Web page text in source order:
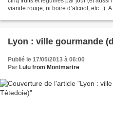
viande rouge, ni boire d’alcool, etc...).
Lyon : ville gourmande
Publié le 17/05/2013 à 06:00
Par Lulu from Montmartre